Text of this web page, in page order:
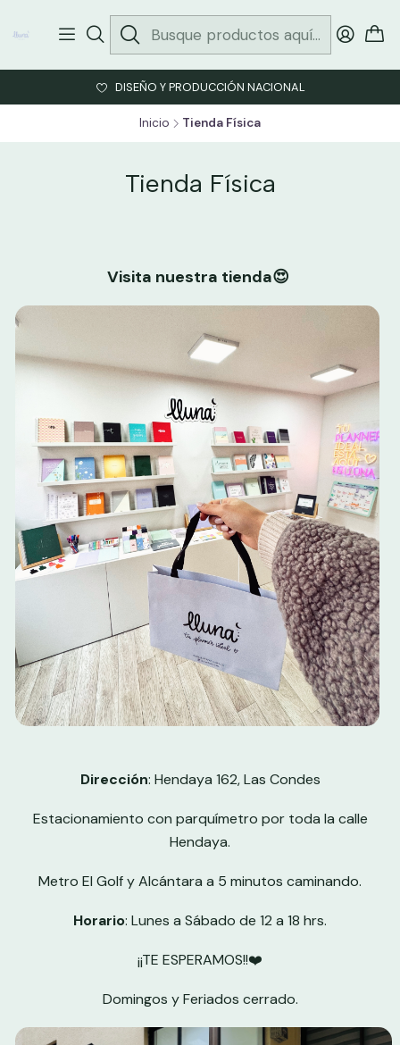
DISEÑO Y PRODUCCIÓN NACIONAL
Inicio Tienda Física
Tienda Física
Visita nuestra tienda😍
Dirección: Hendaya 162, Las Condes
Estacionamiento con parquímetro por toda la calle
Hendaya.
Metro El Golf y Alcántara a 5 minutos caminando.
Horario: Lunes a Sábado de 12 a 18 hrs.
¡¡TE ESPERAMOS!!❤️
Domingos y Feriados cerrado.